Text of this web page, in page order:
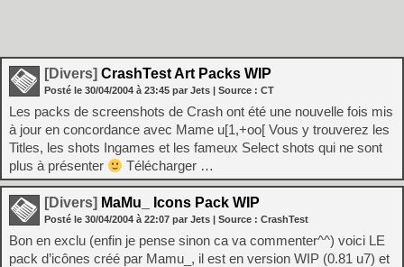
[Divers] CrashTest Art Packs WIP
Posté le 30/04/2004 à 23:45 par Jets | Source : CT
Les packs de screenshots de Crash ont été une nouvelle fois mis
à jour en concordance avec Mame u[1,+oo[ Vous y trouverez les
Titles, les shots Ingames et les fameux Select shots qui ne sont
plus à présenter
Télécharger …
[Divers] MaMu_ Icons Pack WIP
Posté le 30/04/2004 à 22:07 par Jets | Source : CrashTest
Bon en exclu (enfin je pense sinon ca va commenter^^) voici LE
pack d’icônes créé par Mamu_, il est en version WIP (0.81 u7) et